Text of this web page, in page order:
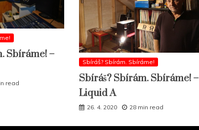
Sbíráme! –
read
Sbíráš? Sbírám. Sbíráme!
Sbíráš? Sbírám. Sbíráme! –
Liquid A
26. 4. 2020 28 min read